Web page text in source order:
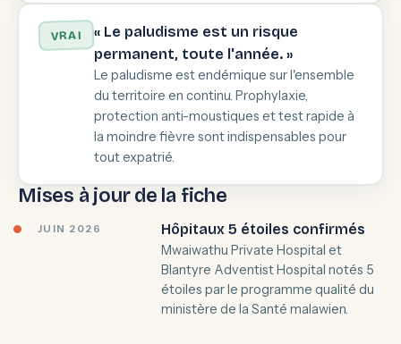
VRAI
« Le paludisme est un risque
permanent, toute l'année. »
Le paludisme est endémique sur l'ensemble
du territoire en continu. Prophylaxie,
protection anti-moustiques et test rapide à
la moindre fièvre sont indispensables pour
tout expatrié.
Mises à jour de la fiche
JUIN 2026 Hôpitaux 5 étoiles confirmés
Mwaiwathu Private Hospital et
Blantyre Adventist Hospital notés 5
étoiles par le programme qualité du
ministère de la Santé malawien.